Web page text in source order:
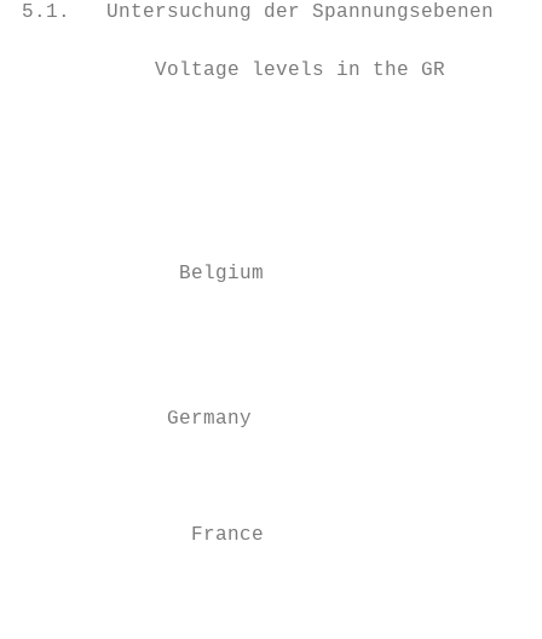
5.1.   Untersuchung der Spannungsebenen in
           Voltage levels in the GR
Belgium
Germany
France